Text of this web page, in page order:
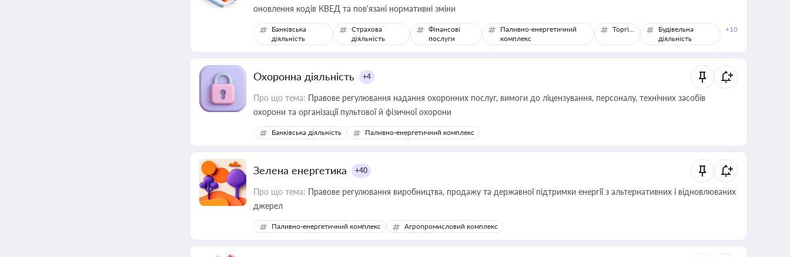
оновлення кодів КВЕД та пов'язані нормативні зміни
Банківська
діяльність
Страхова
діяльність
Фінансові
послуги
Паливно-енергетичний
комплекс
Торгівля
Будівельна
діяльність
+10
Охоронна діяльність +4
Про що тема: Правове регулювання надання охоронних послуг, вимоги до ліцензування, персоналу, технічних засобів
охорони та організації пультової й фізичної охорони
Банківська діяльність Паливно-енергетичний комплекс
Зелена енергетика +40
Про що тема: Правове регулювання виробництва, продажу та державної підтримки енергії з альтернативних і відновлюваних
джерел
Паливно-енергетичний комплекс Агропромисловий комплекс